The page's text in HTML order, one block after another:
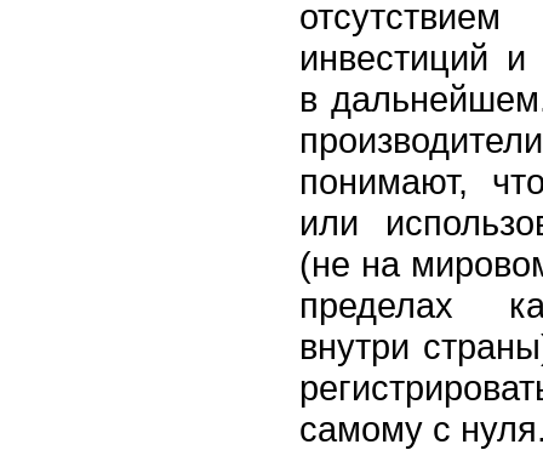
инвестиций и
в
понимают,
или
(не на
пределах
внутри
самому с